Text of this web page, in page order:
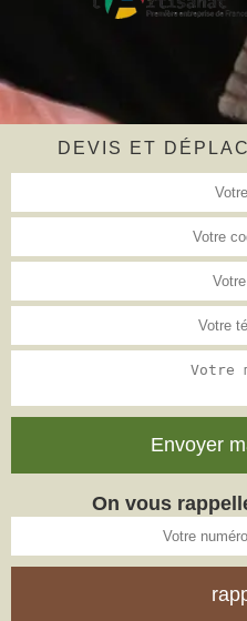
DEVIS ET
On vous